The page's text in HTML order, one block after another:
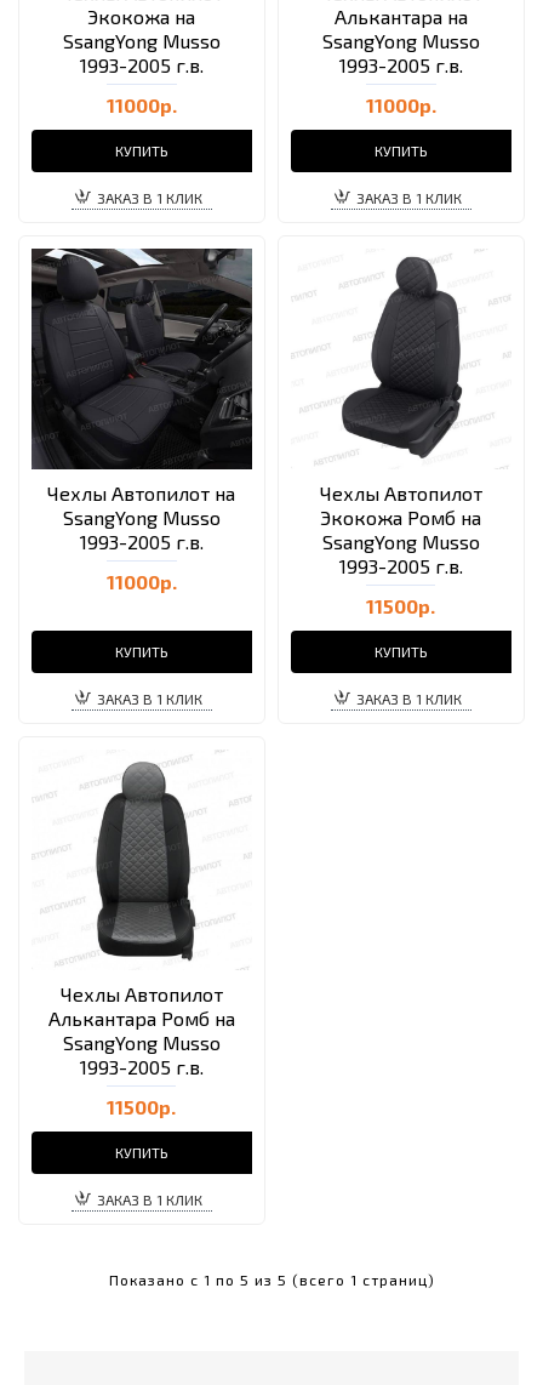
Экокожа на
SsangYong Musso
1993-2005 г.в.
11000р.
КУПИТЬ
ЗАКАЗ В 1 КЛИК
Алькантара на
SsangYong Musso
1993-2005 г.в.
11000р.
КУПИТЬ
ЗАКАЗ В 1 КЛИК
Чехлы Автопилот на
SsangYong Musso
1993-2005 г.в.
11000р.
КУПИТЬ
ЗАКАЗ В 1 КЛИК
Чехлы Автопилот
Экокожа Ромб на
SsangYong Musso
1993-2005 г.в.
11500р.
КУПИТЬ
ЗАКАЗ В 1 КЛИК
Чехлы Автопилот
Алькантара Ромб на
SsangYong Musso
1993-2005 г.в.
11500р.
КУПИТЬ
ЗАКАЗ В 1 КЛИК
Показано с 1 по 5 из 5 (всего 1 страниц)